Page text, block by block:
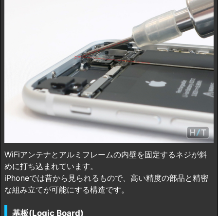
WiFiアンテナとアルミフレームの内壁を固定するネジが斜
めに打ち込まれています。
iPhoneでは昔から見られるもので、高い精度の部品と精密
な組み立てが可能にする構造です。
基板(Logic Board)